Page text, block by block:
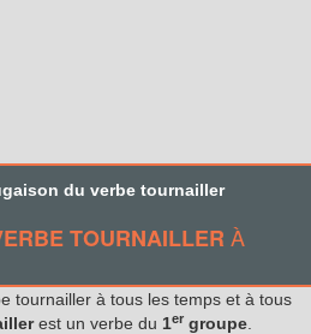
du verbe tournailler
TOURNAILLER À
tournailler à tous les temps et à tous
est un verbe du 1er groupe